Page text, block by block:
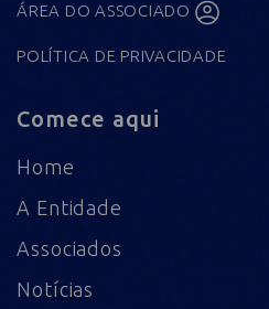
ÁREA DO ASSOCIADO
POLÍTICA DE PRIVACIDADE
Comece aqui
Home
A Entidade
Associados
Notícias